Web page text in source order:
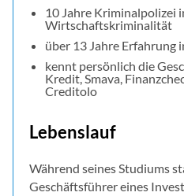
10 Jahre Kriminalpolizei
Wirtschaftskriminalität
über 13 Jahre Erfahrung
kennt persönlich die
Kredit, Smava,
Creditolo
Lebenslauf
Während seines Studiums
Geschäftsführer eines